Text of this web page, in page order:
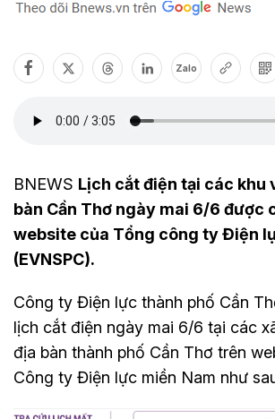
Zalo
BNEWS Lịch cắt điện tại các khu
bàn Cần Thơ ngày mai 6/6 được
website của Tổng công ty Điện
(EVNSPC).
Công ty Điện lực thành phố Cần
lịch cắt điện ngày mai 6/6 tại các
địa bàn thành phố Cần Thơ trên
Công ty Điện lực miền Nam như